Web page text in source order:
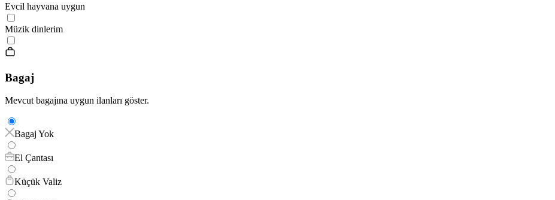
Evcil hayvana uygun
Müzik dinlerim
Bagaj
Mevcut bagajına uygun ilanları göster.
Bagaj Yok
El Çantası
Küçük Valiz